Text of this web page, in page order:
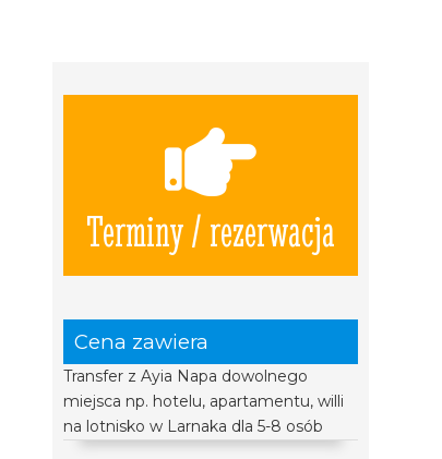
Terminy / rezerwacja
Cena zawiera
Transfer z Ayia Napa dowolnego
miejsca np. hotelu, apartamentu, willi
na lotnisko w Larnaka dla 5-8 osób